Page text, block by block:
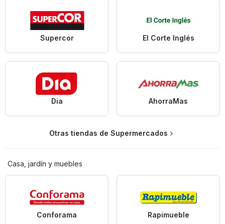
Supercor El Corte Inglés
Dia AhorraMas
Otras tiendas de Supermercados
Casa, jardín y muebles
Conforama Rapimueble